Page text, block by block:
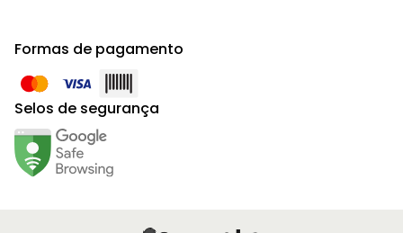
Formas de pagamento
Selos de segurança